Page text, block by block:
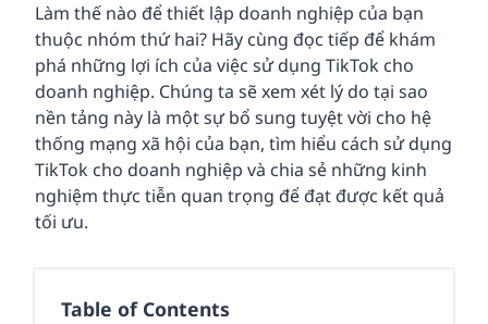
Làm thế nào để thiết lập doanh nghiệp của bạn
thuộc nhóm thứ hai? Hãy cùng đọc tiếp để khám
phá những lợi ích của việc sử dụng TikTok cho
doanh nghiệp. Chúng ta sẽ xem xét lý do tại sao
nền tảng này là một sự bổ sung tuyệt vời cho hệ
thống mạng xã hội của bạn, tìm hiểu cách sử dụng
TikTok cho doanh nghiệp và chia sẻ những kinh
nghiệm thực tiễn quan trọng để đạt được kết quả
tối ưu.
Table of Contents